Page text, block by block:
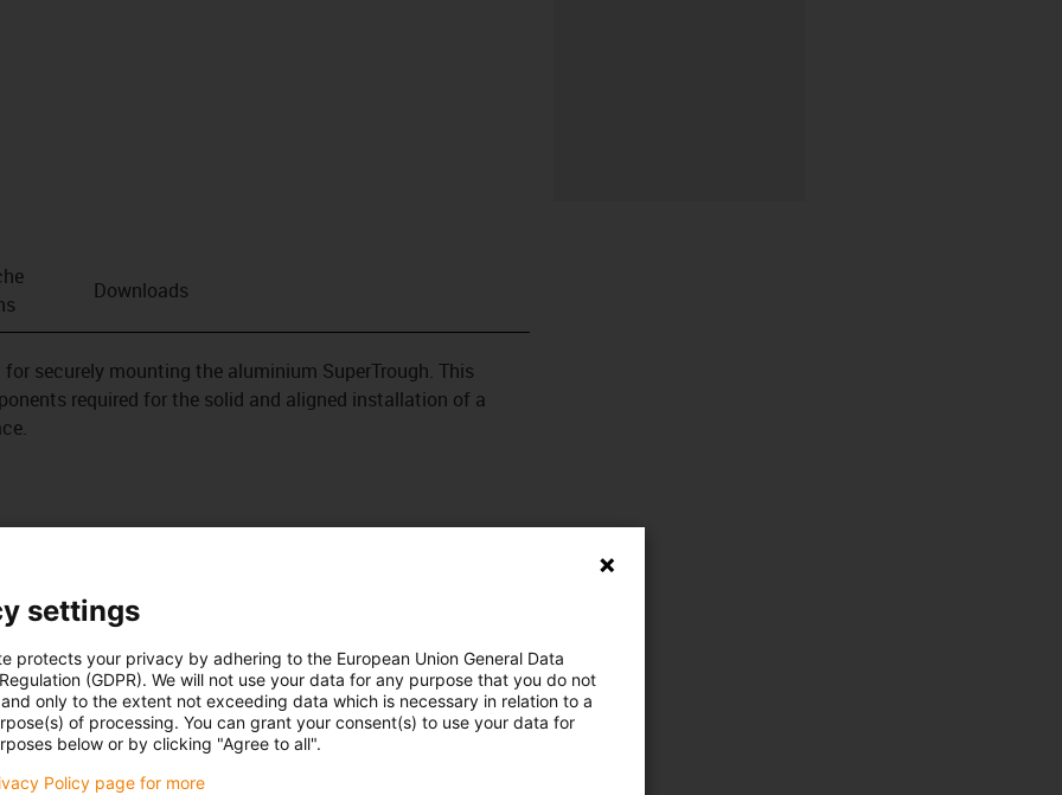
Downloads
securely mounting the aluminium SuperTrough. This
required for the solid and aligned installation of a
settings
protects your privacy by adhering to the European Union General Data
(GDPR). We will not use your data for any purpose that you do not
only to the extent not exceeding data which is necessary in relation to a
of processing. You can grant your consent(s) to use your data for
below or by clicking "Agree to all".
Policy page for more